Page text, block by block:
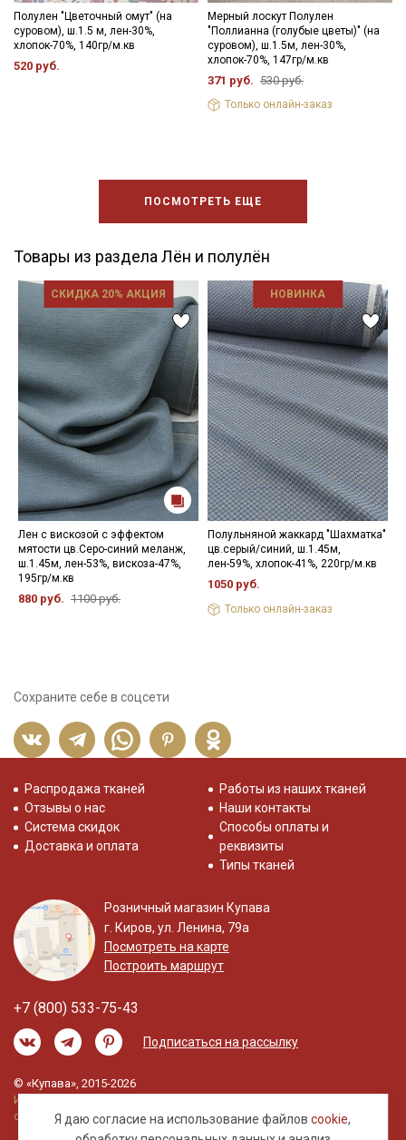
Полулен "Цветочный омут" (на
суровом), ш.1.5 м, лен-30%,
хлопок-70%, 140гр/м.кв
520 руб.
Мерный лоскут Полулен
"Поллианна (голубые цветы)" (на
суровом), ш.1.5м, лен-30%,
хлопок-70%, 147гр/м.кв
371 руб. 530 руб.
Только онлайн-заказ
ПОСМОТРЕТЬ ЕЩЕ
Товары из раздела Лён и полулён
СКИДКА 20% АКЦИЯ
Лен с вискозой с эффектом
мятости цв.Серо-синий меланж,
ш.1.45м, лен-53%, вискоза-47%,
195гр/м.кв
880 руб. 1100 руб.
НОВИНКА
Полульняной жаккард "Шахматка"
цв.серый/синий, ш.1.45м,
лен-59%, хлопок-41%, 220гр/м.кв
1050 руб.
Только онлайн-заказ
Сохраните себе в соцсети
Я даю согласие на использование файловcookie,
Распродажа тканей
Отзывы о нас
Система скидок
Доставка и оплата
Работы из наших тканей
Наши контакты
Способы оплаты и
реквизиты
Типы тканей
Розничный магазин Купава
г. Киров, ул. Ленина, 79а
Посмотреть на карте
Построить маршрут
+7 (800) 533-75-43
Подписаться на рассылку
© «Купава», 2015-2026
Информация на сайте не является публичной
офертой.